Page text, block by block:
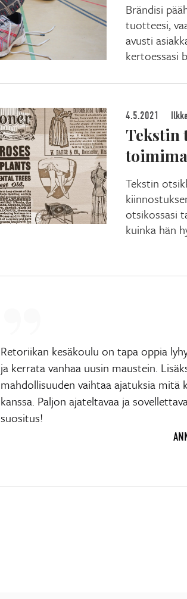
Brändisi
tuotteesi,
avusti
kertoessasi
4.5.2021
Tekstin
Tekstin
otsikossasi
kuinka hän
Retoriikan kesäkoulu on tapa oppia
ja kerrata vanhaa uusin maustein.
mahdollisuuden vaihtaa ajatuksia mitä
kanssa. Paljon ajateltavaa ja
suositus!